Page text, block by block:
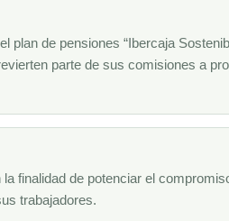
de pensiones “Ibercaja
parte de sus comisiones a
finalidad de potenciar el
trabajadores.